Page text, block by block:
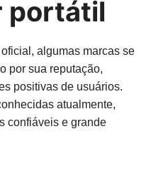
portátil
algumas marcas se
por sua reputação,
positivas de usuários.
atualmente,
confiáveis e grande